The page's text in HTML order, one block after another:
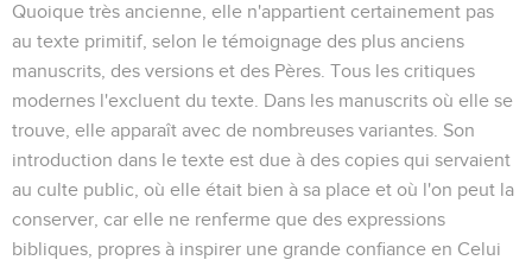
Quoique très ancienne, elle n'appartient certainement pas
au texte primitif, selon le témoignage des plus anciens
manuscrits, des versions et des Pères. Tous les critiques
modernes l'excluent du texte. Dans les manuscrits où elle se
trouve, elle apparaît avec de nombreuses variantes. Son
introduction dans le texte est due à des copies qui servaient
au culte public, où elle était bien à sa place et où l'on peut la
conserver, car elle ne renferme que des expressions
bibliques, propres à inspirer une grande confiance en Celui